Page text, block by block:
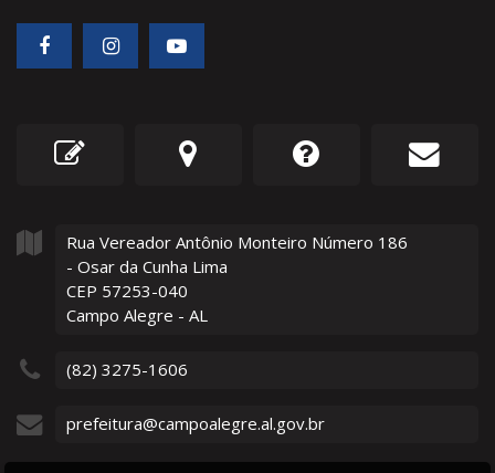
Rua Vereador Antônio Monteiro Número 186
- Osar da Cunha Lima
CEP 57253-040
Campo Alegre - AL
(82) 3275-1606
prefeitura@campoalegre.al.gov.br